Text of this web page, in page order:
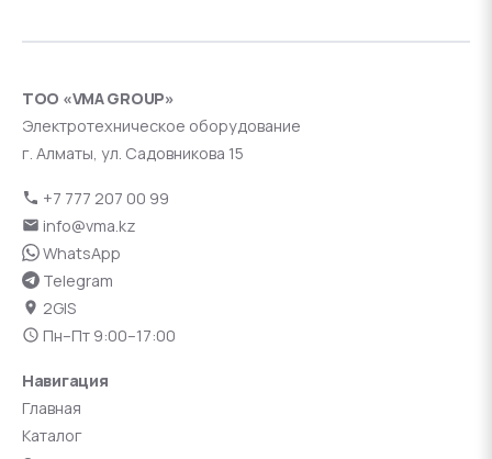
ТОО «VMA GROUP»
Электротехническое оборудование
г. Алматы, ул. Садовникова 15
+7 777 207 00 99
info@vma.kz
WhatsApp
Telegram
2GIS
Пн–Пт 9:00–17:00
Навигация
Главная
Каталог